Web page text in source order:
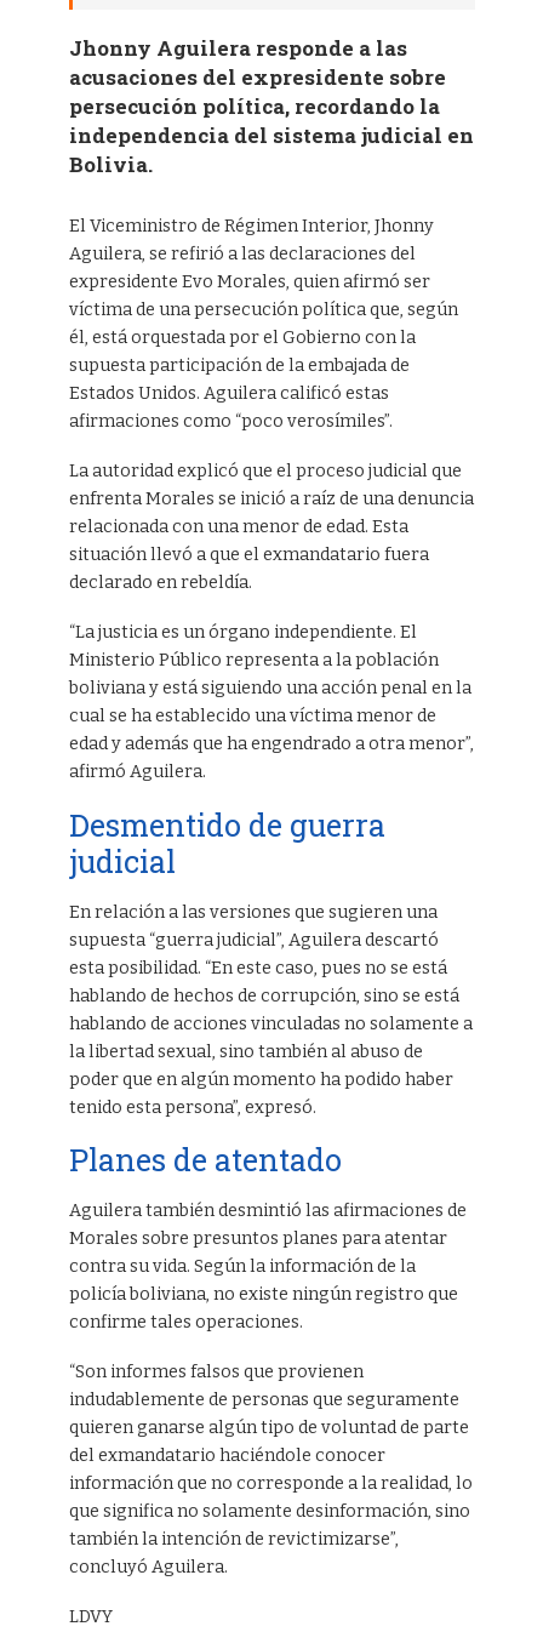
Jhonny Aguilera responde a las
acusaciones del expresidente sobre
persecución política, recordando la
independencia del sistema judicial en
Bolivia.
El Viceministro de Régimen Interior, Jhonny
Aguilera, se refirió a las declaraciones del
expresidente Evo Morales, quien afirmó ser
víctima de una persecución política que, según
él, está orquestada por el Gobierno con la
supuesta participación de la embajada de
Estados Unidos. Aguilera calificó estas
afirmaciones como “poco verosímiles”.
La autoridad explicó que el proceso judicial que
enfrenta Morales se inició a raíz de una denuncia
relacionada con una menor de edad. Esta
situación llevó a que el exmandatario fuera
declarado en rebeldía.
“La justicia es un órgano independiente. El
Ministerio Público representa a la población
boliviana y está siguiendo una acción penal en la
cual se ha establecido una víctima menor de
edad y además que ha engendrado a otra menor”,
afirmó Aguilera.
Desmentido de guerra
judicial
En relación a las versiones que sugieren una
supuesta “guerra judicial”, Aguilera descartó
esta posibilidad. “En este caso, pues no se está
hablando de hechos de corrupción, sino se está
hablando de acciones vinculadas no solamente a
la libertad sexual, sino también al abuso de
poder que en algún momento ha podido haber
tenido esta persona”, expresó.
Planes de atentado
Aguilera también desmintió las afirmaciones de
Morales sobre presuntos planes para atentar
contra su vida. Según la información de la
policía boliviana, no existe ningún registro que
confirme tales operaciones.
“Son informes falsos que provienen
indudablemente de personas que seguramente
quieren ganarse algún tipo de voluntad de parte
del exmandatario haciéndole conocer
información que no corresponde a la realidad, lo
que significa no solamente desinformación, sino
también la intención de revictimizarse”,
concluyó Aguilera.
LDVY